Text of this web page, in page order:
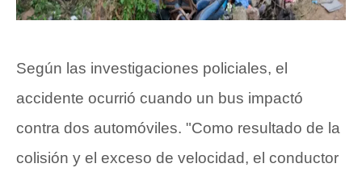
Según las investigaciones policiales, el
accidente ocurrió cuando un bus impactó
contra dos automóviles. "Como resultado de la
colisión y el exceso de velocidad, el conductor